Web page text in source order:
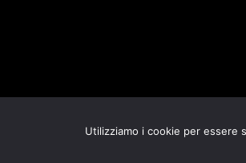
Utilizziamo i cookie per essere